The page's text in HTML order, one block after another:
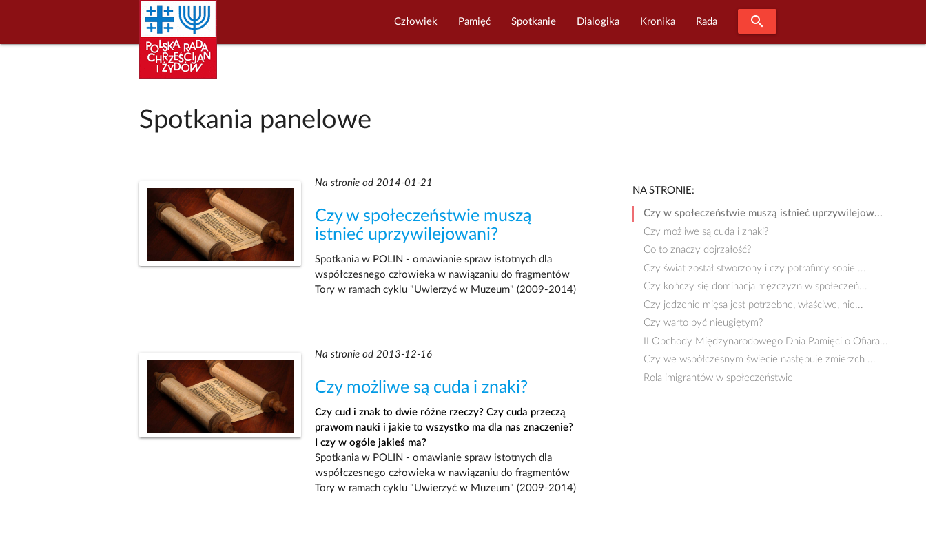
Człowiek Pamięć Spotkanie Dialogika Kronika Rada search
Spotkania panelowe
Na stronie od 2014-01-21
Czy w społeczeństwie muszą
istnieć uprzywilejowani?
Spotkania w POLIN - omawianie spraw istotnych dla
współczesnego człowieka w nawiązaniu do fragmentów
Tory w ramach cyklu "Uwierzyć w Muzeum" (2009-2014)
Na stronie od 2013-12-16
Czy możliwe są cuda i znaki?
Czy cud i znak to dwie różne rzeczy? Czy cuda przeczą
prawom nauki i jakie to wszystko ma dla nas znaczenie?
I czy w ogóle jakieś ma?
Spotkania w POLIN - omawianie spraw istotnych dla
współczesnego człowieka w nawiązaniu do fragmentów
Tory w ramach cyklu "Uwierzyć w Muzeum" (2009-2014)
NA STRONIE:
Czy w społeczeństwie muszą istnieć uprzywilejow...
Czy możliwe są cuda i znaki?
Co to znaczy dojrzałość?
Czy świat został stworzony i czy potrafimy sobie ...
Czy kończy się dominacja mężczyzn w społeczeń...
Czy jedzenie mięsa jest potrzebne, właściwe, nie...
Czy warto być nieugiętym?
II Obchody Międzynarodowego Dnia Pamięci o Ofiara...
Czy we współczesnym świecie następuje zmierzch ...
Rola imigrantów w społeczeństwie